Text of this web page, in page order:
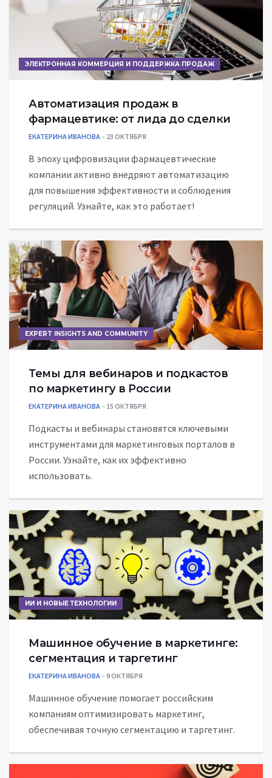
ЭЛЕКТРОННАЯ КОММЕРЦИЯ И ПОДДЕРЖКА ПРОДАЖ
Автоматизация продаж в
фармацевтике: от лида до сделки
ЕКАТЕРИНА ИВАНОВА 23 ОКТЯБРЯ
В эпоху цифровизации фармацевтические
компании активно внедряют автоматизацию
для повышения эффективности и соблюдения
регуляций. Узнайте, как это работает!
EXPERT INSIGHTS AND COMMUNITY
Темы для вебинаров и подкастов
по маркетингу в России
ЕКАТЕРИНА ИВАНОВА 15 ОКТЯБРЯ
Подкасты и вебинары становятся ключевыми
инструментами для маркетинговых порталов в
России. Узнайте, как их эффективно
использовать.
ИИ И НОВЫЕ ТЕХНОЛОГИИ
Машинное обучение в маркетинге:
сегментация и таргетинг
ЕКАТЕРИНА ИВАНОВА 9 ОКТЯБРЯ
Машинное обучение помогает российским
компаниям оптимизировать маркетинг,
обеспечивая точную сегментацию и таргетинг.